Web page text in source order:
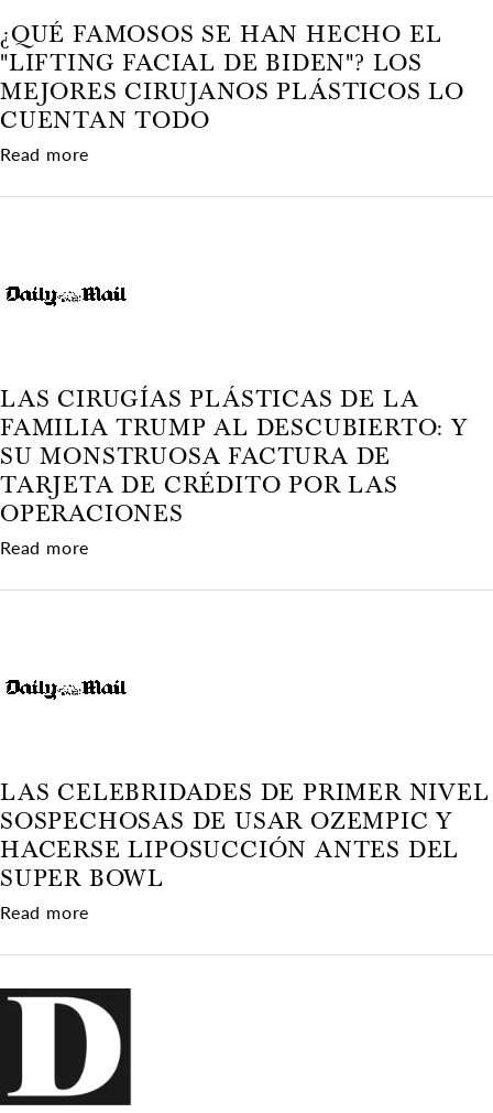
¿QUÉ FAMOSOS SE HAN HECHO EL
"LIFTING FACIAL DE BIDEN"? LOS
MEJORES CIRUJANOS PLÁSTICOS LO
CUENTAN TODO
Read more
LAS CIRUGÍAS PLÁSTICAS DE LA
FAMILIA TRUMP AL DESCUBIERTO: Y
SU MONSTRUOSA FACTURA DE
TARJETA DE CRÉDITO POR LAS
OPERACIONES
Read more
LAS CELEBRIDADES DE PRIMER NIVEL
SOSPECHOSAS DE USAR OZEMPIC Y
HACERSE LIPOSUCCIÓN ANTES DEL
SUPER BOWL
Read more